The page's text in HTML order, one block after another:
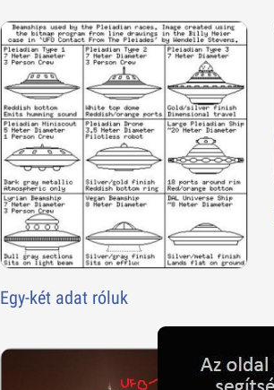
Egy-két adat róluk